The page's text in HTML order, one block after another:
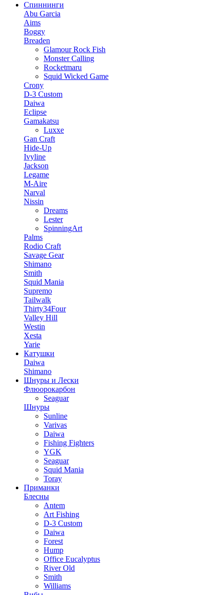
Спиннинги
Abu Garcia
Aims
Boggy
Breaden
Glamour Rock Fish
Monster Calling
Rocketmaru
Squid Wicked Game
Crony
D-3 Custom
Daiwa
Eclipse
Gamakatsu
Luxxe
Gan Craft
Hide-Up
Ivyline
Jackson
Legame
M-Aire
Narval
Nissin
Dreams
Lester
SpinningArt
Palms
Rodio Craft
Savage Gear
Shimano
Smith
Squid Mania
Supremo
Tailwalk
Thirty34Four
Valley Hill
Westin
Xesta
Yarie
Катушки
Daiwa
Shimano
Шнуры и Лески
Флюорокарбон
Seaguar
Шнуры
Sunline
Varivas
Daiwa
Fishing Fighters
YGK
Seaguar
Squid Mania
Toray
Приманки
Блесны
Antem
Art Fishing
D-3 Custom
Daiwa
Forest
Hump
Office Eucalyptus
River Old
Smith
Williams